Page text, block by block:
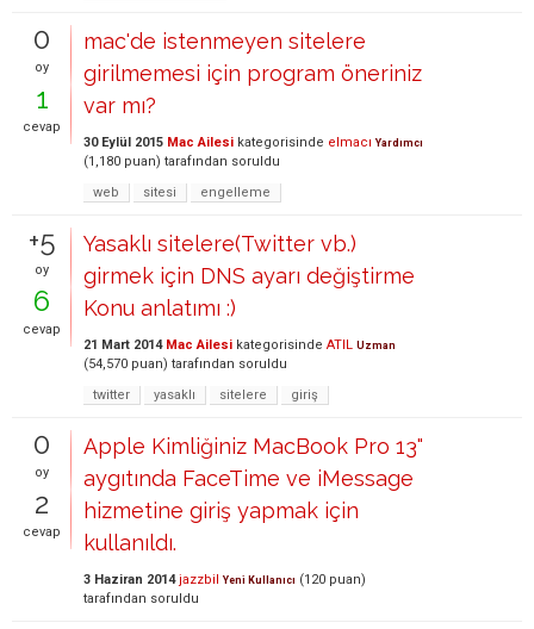
0
oy
1
cevap
mac'de istenmeyen sitelere
girilmemesi için program öneriniz
var mı?
30 Eylül 2015 Mac Ailesi kategorisinde elmacı Yardımcı
(1,180 puan) tarafından soruldu
web
sitesi engelleme
+5
oy
6
cevap
Yasaklı sitelere(Twitter vb.)
girmek için DNS ayarı değiştirme
Konu anlatımı :)
21 Mart 2014 Mac Ailesi kategorisinde ATIL Uzman
(54,570 puan) tarafından soruldu
twitter
yasaklı sitelere giriş
0
oy
2
cevap
Apple Kimliğiniz MacBook Pro 13"
aygıtında FaceTime ve iMessage
hizmetine giriş yapmak için
kullanıldı.
3 Haziran 2014 jazzbil Yeni Kullanıcı (120 puan)
tarafından soruldu